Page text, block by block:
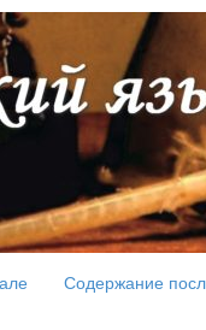
Содержание